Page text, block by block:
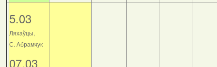
5.03
Ляхаўцы,
С. Абрамчук
07.03